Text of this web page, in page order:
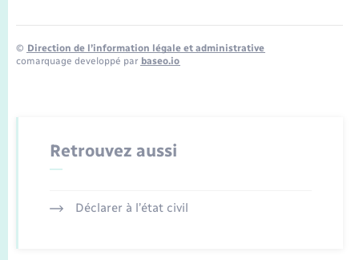
© Direction de l’information légale et administrative
comarquage developpé par baseo.io
Retrouvez aussi
Déclarer à l’état civil